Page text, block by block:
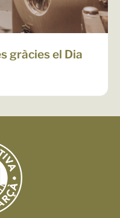
gràcies el Dia